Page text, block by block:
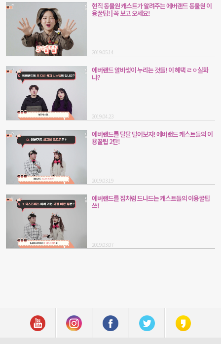
현직 동물원 캐스트가 알려주는 에버랜드 동물원 이
용꿀팁! | 꼭 보고 오세요!
2019.05.14
에버랜드 알바생이 누리는 것들! 이 혜택 ㄹㅇ실화
냐?
2019.04.23
에버랜드를 탈탈 털어보쟈! 에버랜드 캐스트들의 이
용꿀팁 2탄!
2019.03.19
에버랜드를 집처럼 드나드는 캐스트들의 이용꿀팁
쓰!
2019.03.07